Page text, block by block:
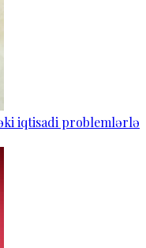
iqtisadi problemlərlə